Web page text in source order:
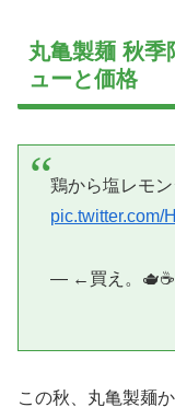
丸亀製麺 秋季
ューと価格
鶏から塩レモ
pic.twitter.com/
— ←買え。🫖☕️
この秋、丸亀製麺